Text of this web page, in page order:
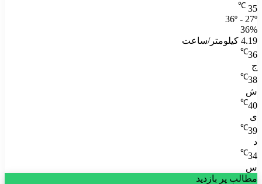
35
℃
36º - 27º
36%
4.19 کیلومتر/ساعت
36
℃
ج
38
℃
ش
40
℃
ی
39
℃
د
34
℃
س
مطالب پر بازدید